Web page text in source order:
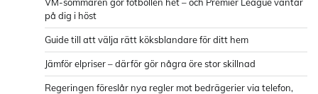
på dig i höst
Guide till att välja rätt köksblandare för ditt hem
Jämför elpriser – därför gör några öre stor skillnad
Regeringen föreslår nya regler mot bedrägerier via telefon,